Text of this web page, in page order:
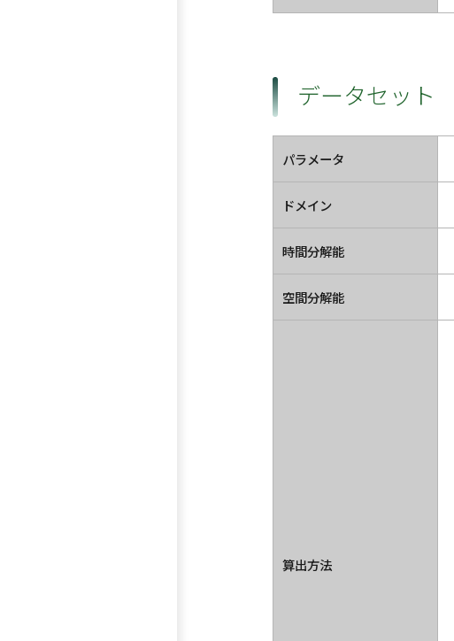
データセット
パラメータ
ドメイン
時間分解能
空間分解能
算出方法